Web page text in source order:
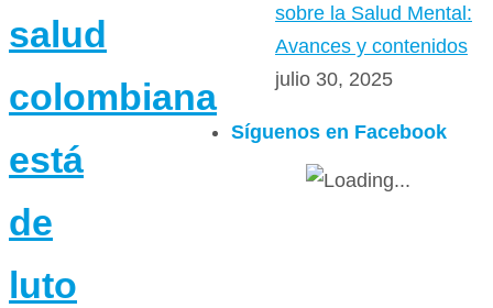
salud
colombiana
está
de
luto
sobre la Salud Mental:
Avances y contenidos
julio 30, 2025
Síguenos en Facebook